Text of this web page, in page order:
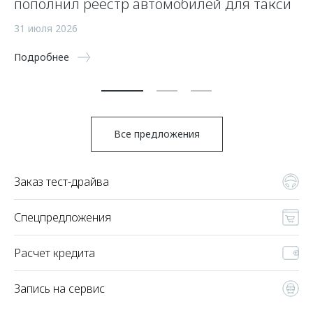
пополнил реестр автомобилей для такси
31 июля 2026
Подробнее
Все предложения
Заказ тест-драйва
Спецпредложения
Расчет кредита
Запись на сервис